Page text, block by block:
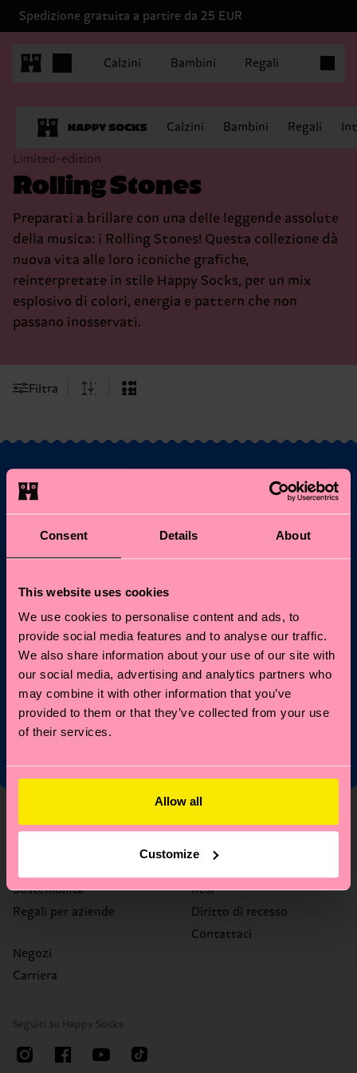
Consent Details About
This website uses cookies
We use cookies to personalise content and ads, to
provide social media features and to analyse our traffic.
We also share information about your use of our site with
our social media, advertising and analytics partners who
may combine it with other information that you’ve
provided to them or that they’ve collected from your use
of their services.
Allow all
Customize
Spedizione gratuita a partire da 25 EUR
Calzini Bambini Regali
Calzini Bambini Regali
Limited-edition
Rolling Stones
Preparati a brillare con una delle leggende assolute
della musica: i Rolling Stones! Questa collezione dà
nuova vita alle loro iconiche grafiche,
reinterpretate in stile Happy Socks, per un mix
esplosivo di colori, energia e pattern che non
passano inosservati.
Filtra
Vuoi il 10% di sconto
sul tuo primo ordine?
sconto* e tutte le news e offerte più frizzanti!
Iscriviti
*Non cumulabile con altre promozioni né valido su Special
Editions o articoli in saldo.Iscrivendoti, accetti la nostra
Informativa sulla privacy.
Sostenibilità
Regali per aziende
Negozi
Carriera
Resi
Diritto di recesso
Contattaci
Seguici su Happy Socks